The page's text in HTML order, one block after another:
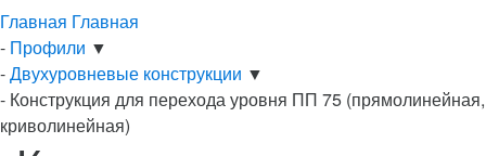
Главная Главная
- Профили ▼
-Двухуровневые конструкции ▼
- Конструкция для перехода уровня ПП 75 (прямолинейная,
криволинейная)